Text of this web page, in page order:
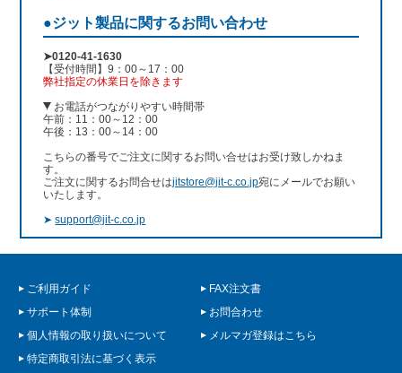
●ジット製品に関するお問い合わせ
➤0120-41-1630
【受付時間】9：00～17：00
弊社指定の休業日を除きます
お電話がつながりやすい時間帯
午前：11：00～12：00
午後：13：00～14：00
こちらの番号でご注文に関するお問い合せはお受け致しかねま
す。
ご注文に関するお問合せはjitstore@jit-c.co.jp宛にメールでお願い
いたします。
➤support@jit-c.co.jp
ご利用ガイド
FAX注文書
サポート体制
お問合わせ
個人情報の取り扱いについて
メルマガ登録はこちら
特定商取引法に基づく表示